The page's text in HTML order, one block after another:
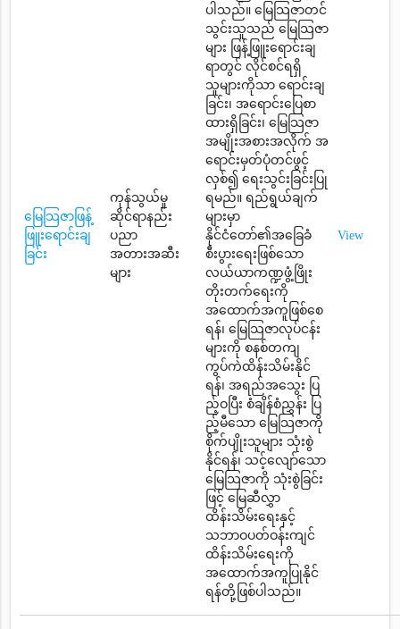
မြေသြဇာဖြန့်
ဖြူးရောင်းချ
ခြင်း
ကုန်သွယ်မှု
ဆိုင်ရာနည်း
ပညာ
အတားအဆီး
များ
ပါသည်။ မြေသြဇာတင်
သွင်းသူသည် မြေသြဇာ
များ ဖြန့်ဖြူးရောင်းချ
ရာတွင် လိုင်စင်ရရှိ
သူများကိုသာ ရောင်းချ
ခြင်း၊ အရောင်းပြေစာ
ထားရှိခြင်း၊ မြေသြဇာ
အမျိုးအစားအလိုက် အ
ရောင်းမှတ်ပုံတင်ဖွင့်
လှစ်၍ ရေးသွင်းခြင်းပြု
ရမည်။ ရည်ရွယ်ချက်
များမှာ
နိုင်ငံတော်၏အခြေခံ
စီးပွားရေးဖြစ်သော
လယ်ယာကဏ္ဍဖွံ့ဖြိုး
တိုးတက်ရေးကို
အထောက်အကူဖြစ်စေ
ရန်၊ မြေသြဇာလုပ်ငန်း
များကို စနစ်တကျ
ကွပ်ကဲထိန်းသိမ်းနိုင်
ရန်၊ အရည်အသွေး ပြ
ည့်ဝပြီး စံချိန်စံညွှန်း ပြ
ည့်မီသော မြေသြဇာကို
စိုက်ပျိုးသူများ သုံးစွဲ
နိုင်ရန်၊ သင့်လျော်သော
မြေသြဇာကို သုံးစွဲခြင်း
ဖြင့် မြေဆီလွှာ
ထိန်းသိမ်းရေးနှင့်
သဘာဝပတ်ဝန်းကျင်
ထိန်းသိမ်းရေးကို
အထောက်အကူပြုနိုင်
ရန်တို့ဖြစ်ပါသည်။
View